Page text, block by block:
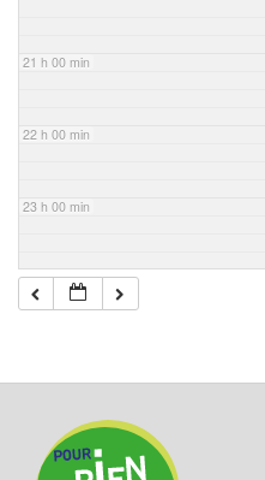
21 h 00 min
22 h 00 min
23 h 00 min